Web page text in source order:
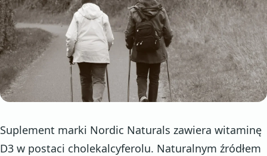
Suplement marki Nordic Naturals zawiera witaminę
D3 w postaci cholekalcyferolu. Naturalnym źródłem